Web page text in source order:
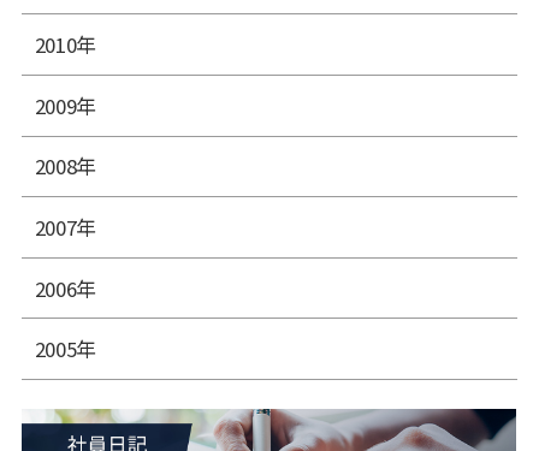
2010年
2009年
2008年
2007年
2006年
2005年